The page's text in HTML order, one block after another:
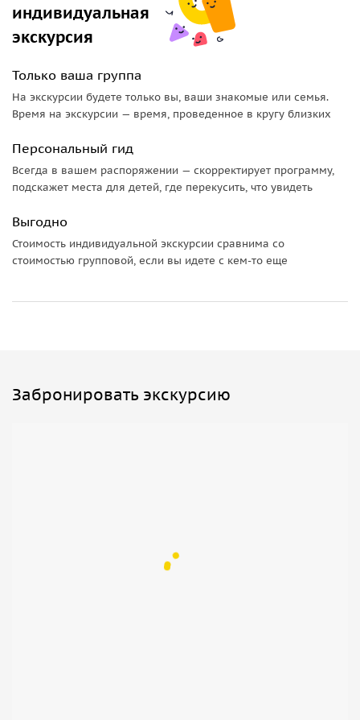
индивидуальная
экскурсия
Только ваша группа
На экскурсии будете только вы, ваши знакомые или семья.
Время на экскурсии — время, проведенное в кругу близких
Персональный гид
Всегда в вашем распоряжении — скорректирует программу,
подскажет места для детей, где перекусить, что увидеть
Выгодно
Стоимость индивидуальной экскурсии сравнима со
стоимостью групповой, если вы идете с кем-то еще
Забронировать экскурсию